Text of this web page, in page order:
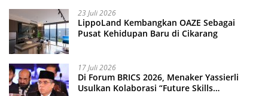
23 Juli 2026
LippoLand Kembangkan OAZE Sebagai
Pusat Kehidupan Baru di Cikarang
17 Juli 2026
Di Forum BRICS 2026, Menaker Yassierli
Usulkan Kolaborasi “Future Skills